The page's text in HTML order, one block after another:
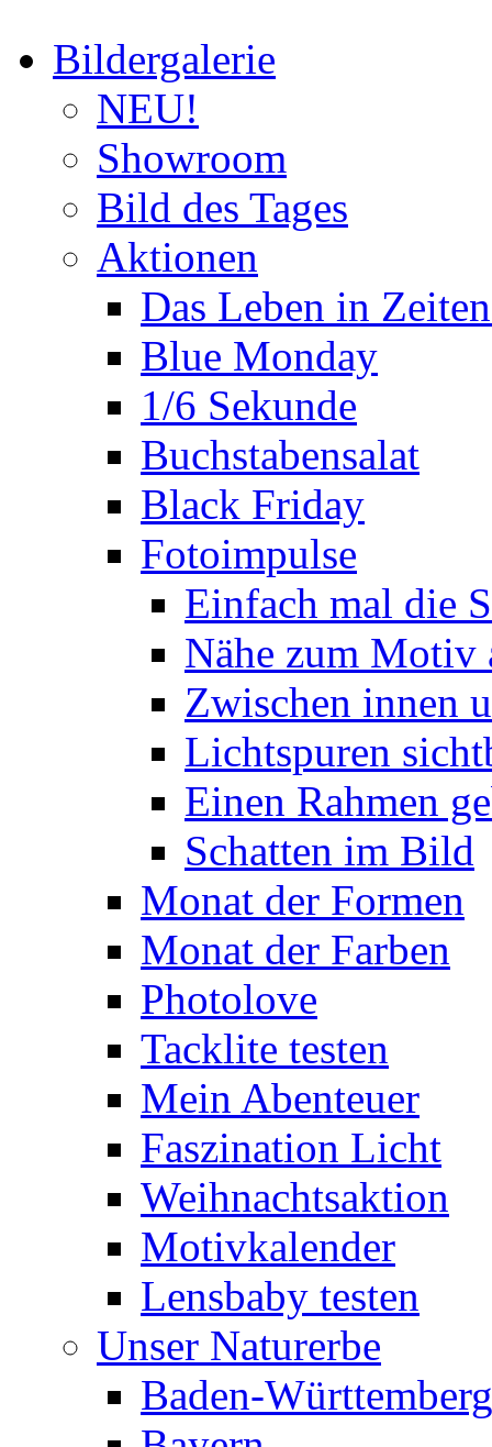
Bildergalerie
NEU!
Showroom
Bild des Tages
Aktionen
Das Leben in
Blue Monday
1/6 Sekunde
Buchstabensalat
Black Friday
Fotoimpulse
Einfach mal die
Nähe zum Motiv
Zwischen innen
Lichtspuren
Einen Rahmen
Schatten im Bild
Monat der Formen
Monat der Farben
Photolove
Tacklite testen
Mein Abenteuer
Faszination Licht
Weihnachtsaktion
Motivkalender
Lensbaby testen
Unser Naturerbe
Baden-Württemberg